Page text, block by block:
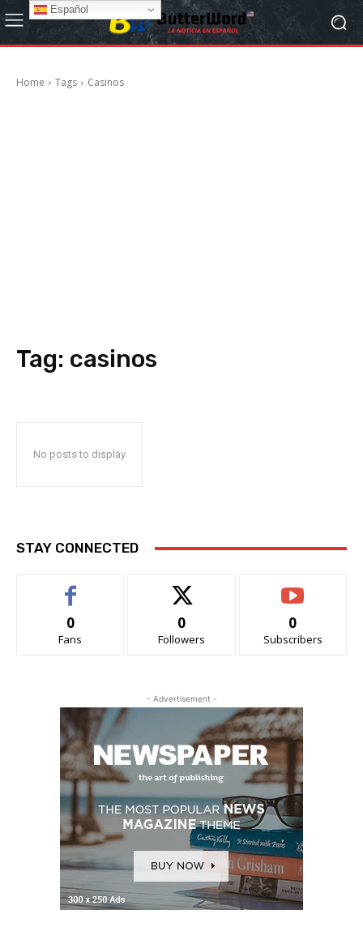
Home Tags Casinos
Tag: casinos
No posts to display
STAY CONNECTED
0
Fans
0
Followers
0
Subscribers
- Advertisement -
Español